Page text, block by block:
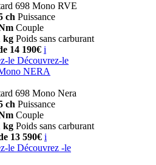
698 Mono RVE
ch Puissance
Couple
kg Poids sans carburant
14 190€ i
le Découvrez-le
NERA
698 Mono Nera
ch Puissance
Couple
kg Poids sans carburant
13 590€ i
le Découvrez -le